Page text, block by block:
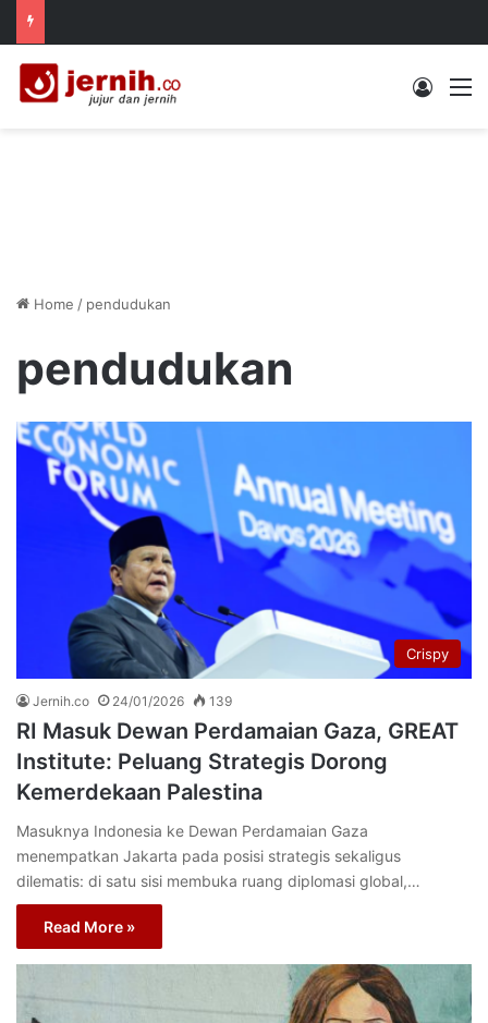
Log In
Home / pendudukan
pendudukan
Crispy
Jernih.co 24/01/2026 139
RI Masuk Dewan Perdamaian Gaza, GREAT
Institute: Peluang Strategis Dorong
Kemerdekaan Palestina
Masuknya Indonesia ke Dewan Perdamaian Gaza
menempatkan Jakarta pada posisi strategis sekaligus
dilematis: di satu sisi membuka ruang diplomasi global,…
Read More »